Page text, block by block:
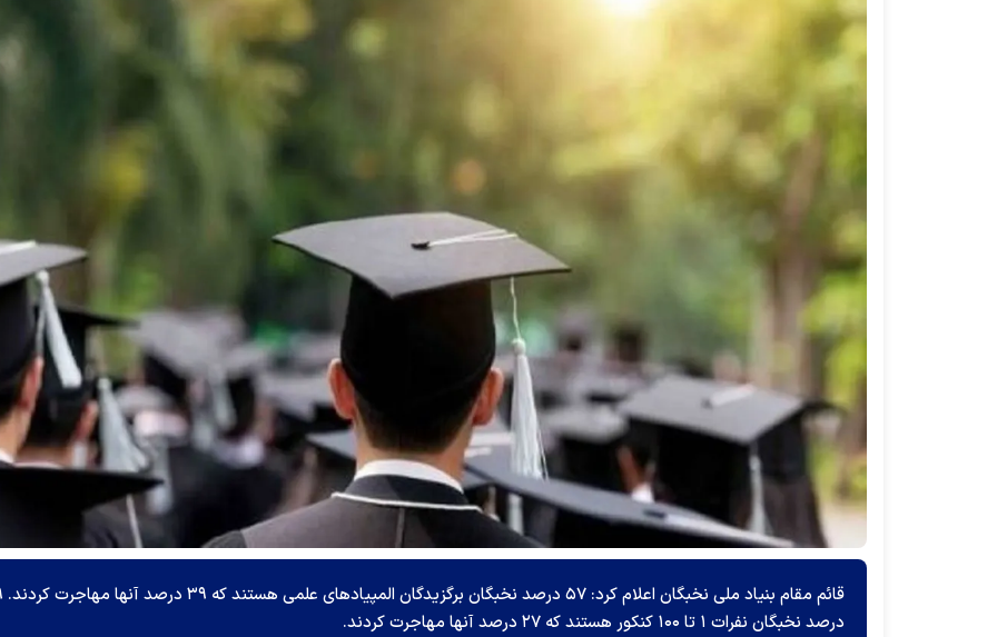
قائم مقام
درصد نخبگان نفرات ۱ تا ۱۰۰ کنکور هستند که ۲۷ درصد آنها مهاجرت کردند.